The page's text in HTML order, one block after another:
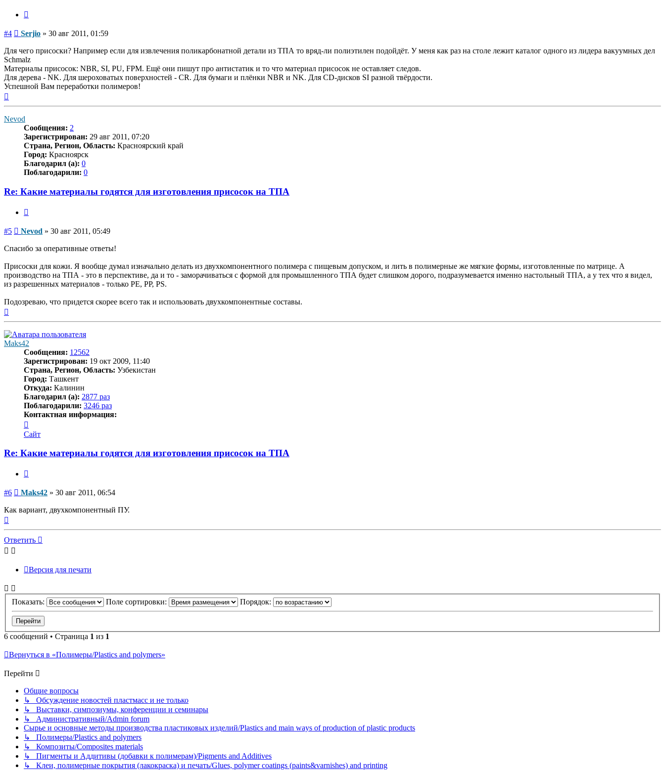
#4 Сообщение
Serjio » 30 авг 2011, 01:59
Для чего присоски? Например если для извлечения поликарбонатной детали из ТПА то вряд-ли полиэтилен подойдёт. У меня как раз на столе лежит каталог одного из лидера вакуумных дел
Schmalz
Материалы присосок: NBR, SI, PU, FPM. Ещё они пишут про антистатик и то что материал присосок не оставляет следов.
Для дерева - NK. Для шероховатых поверхностей - CR. Для бумаги и плёнки NBR и NK. Для CD-дисков SI разной твёрдости.
Успешной Вам переработки полимеров!
Nevod
Сообщения: 2
Зарегистрирован: 29 авг 2011, 07:20
Страна, Регион, Область: Красноярский край
Город: Красноярск
Благодарил (а): 0
Поблагодарили: 0
Re: Какие материалы годятся для изготовления присосок на ТПА
#5 Сообщение
Nevod » 30 авг 2011, 05:49
Спасибо за оперативные ответы!
Присоски для кожи. Я вообще думал изначально делать из двухкомпонентного полимера с пищевым допуском, и лить в полимерные же мягкие формы, изготовленные по матрице. А
производство на ТПА - это в перспективе, да и то - заморачиваться с формой для промышленного ТПА будет слишком дорого, подразумевается именно настольный ТПА, а у тех что я видел,
из разрешенных материалов - только PE, PP, PS.
Подозреваю, что придется скорее всего так и использовать двухкомпонентные составы.
Maks42
Сообщения: 12562
Зарегистрирован: 19 окт 2009, 11:40
Страна, Регион, Область: Узбекистан
Город: Ташкент
Откуда: Калинин
Благодарил (а): 2877 раз
Поблагодарили: 3246 раз
Контактная информация:
информация
пользователя
Сайт
Re: Какие материалы годятся для изготовления присосок на ТПА
#6 Сообщение
Maks42 » 30 авг 2011, 06:54
Как вариант, двухкомпонентный ПУ.
началу
Ответить
Версия для печати
Показать: Поле сортировки: Порядок:
6 сообщений • Страница 1 из 1
Вернуться в «Полимеры/Plastics and polymers»
Перейти
Общие вопросы
↳ Обсуждение новостей пластмасс и не только
↳ Выставки, симпозиумы, конференции и семинары
↳ Административный/Admin forum
Сырье и основные методы производства пластиковых изделий/Plastics and main ways of production of plastic products
↳ Полимеры/Plastics and polymers
↳ Композиты/Сomposites materials
↳ Пигменты и Аддитивы (добавки к полимерам)/Pigments and Additives
↳ Клеи, полимерные покрытия (лакокраска) и печать/Glues, polymer coatings (paints&varnishes) and printing